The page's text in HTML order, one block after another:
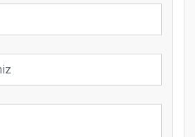
Ayasofya Camii
insanlar dinle bağlarını